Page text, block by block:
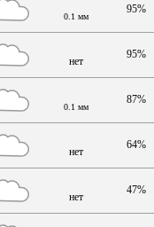
0.1 мм
95%
нет
95%
0.1 мм
87%
нет
64%
нет
47%